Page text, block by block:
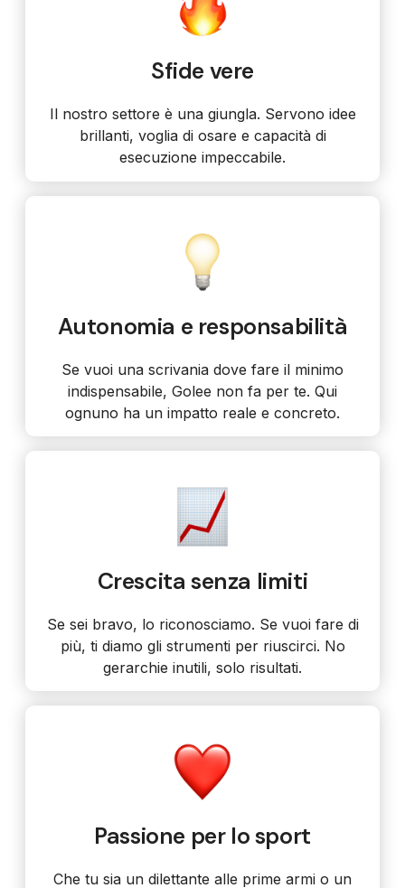
Sfide vere
Il nostro settore è una giungla. Servono idee
brillanti, voglia di osare e capacità di
esecuzione impeccabile.
Autonomia e responsabilità
Se vuoi una scrivania dove fare il minimo
indispensabile, Golee non fa per te. Qui
ognuno ha un impatto reale e concreto.
Crescita senza limiti
Se sei bravo, lo riconosciamo. Se vuoi fare di
più, ti diamo gli strumenti per riuscirci. No
gerarchie inutili, solo risultati.
Passione per lo sport
Che tu sia un dilettante alle prime armi o un